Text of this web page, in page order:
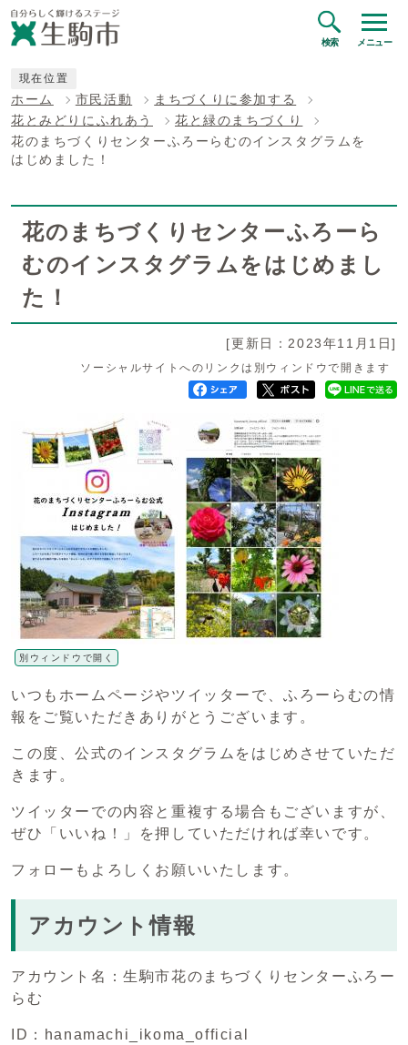
検索 メニュー
現在位置
ホーム 市民活動
まちづくりに参加する
花とみどりにふれあう
花と緑のまちづくり
花のまちづくりセンターふろーらむのインスタグラムを
はじめました！
花のまちづくりセンターふろーら
むのインスタグラムをはじめまし
た！
[更新日：2023年11月1日]
ソーシャルサイトへのリンクは別ウィンドウで開きます
別ウィンドウで開く
いつもホームページやツイッターで、ふろーらむの情
報をご覧いただきありがとうございます。
この度、公式のインスタグラムをはじめさせていただ
きます。
ツイッターでの内容と重複する場合もございますが、
ぜひ「いいね！」を押していただければ幸いです。
フォローもよろしくお願いいたします。
アカウント情報
アカウント名：生駒市花のまちづくりセンターふろー
らむ
ID：hanamachi_ikoma_official